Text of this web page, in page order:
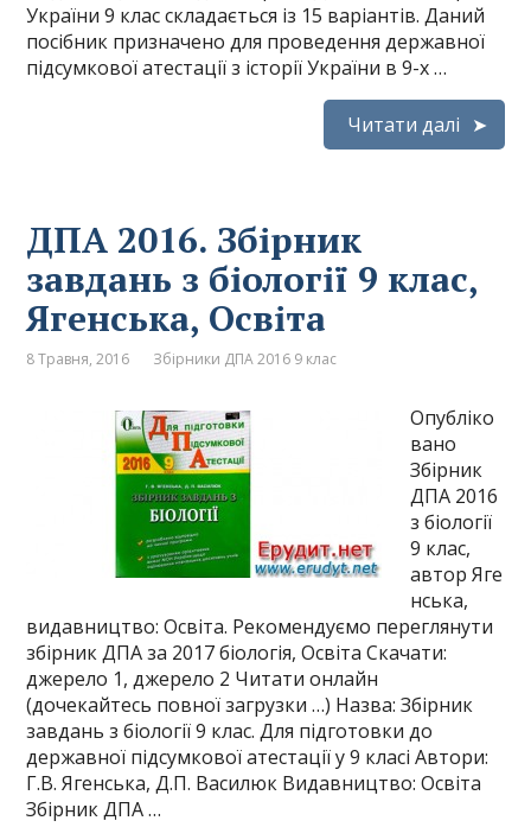
України 9 клас складається із 15 варіантів. Даний
посібник призначено для проведення державної
підсумкової атестації з історії України в 9-х …
Читати далі
ДПА 2016. Збірник
завдань з біології 9 клас,
Ягенська, Освіта
8 Травня, 2016 Збірники ДПА 2016 9 клас
Опубліко
вано
Збірник
ДПА 2016
з біології
9 клас,
автор Яге
нська,
видавництво: Освіта. Рекомендуємо переглянути
збірник ДПА за 2017 біологія, Освіта Скачати:
джерело 1, джерело 2 Читати онлайн
(дочекайтесь повної загрузки …) Назва: Збірник
завдань з біології 9 клас. Для підготовки до
державної підсумкової атестації у 9 класі Автори:
Г.В. Ягенська, Д.П. Василюк Видавництво: Освіта
Збірник ДПА …